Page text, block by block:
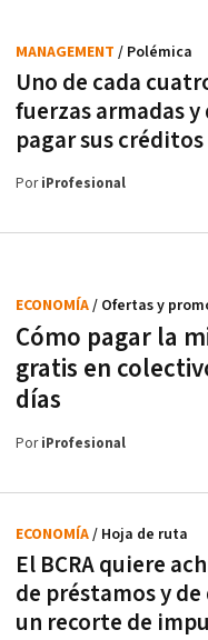
Uno de cada
fuerzas armadas
pagar sus créditos
MANAGEMENT / Polémica
PoriProfesional
Cómo pagar la
gratis en
días
ECONOMÍA/ Ofertas y
PoriProfesional
El BCRA quiere
de préstamos y
un recorte de
ECONOMÍA/ Hoja de ruta